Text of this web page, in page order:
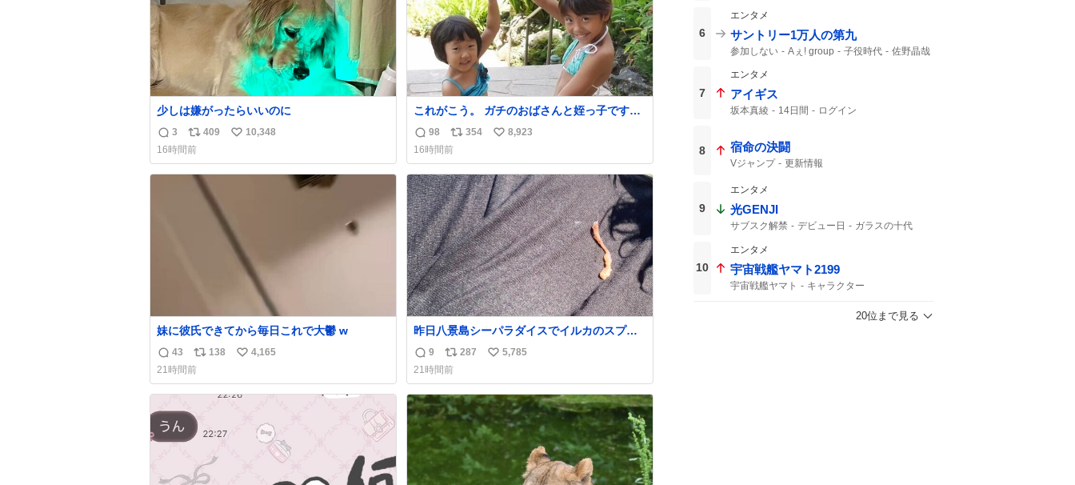
少しは嫌がったらいいのに
返
信
数
3
リ
ポ
ス
ト
409
い
ね
10,348
16時間前
これがこう。 ガチのおばさんと姪っ子です。
（身長抜かされててしぬ笑） #ヤツルギ12 #
家族でヒロイン
返
信
数
98
リ
ポ
ス
ト
数
354
い
ね
数
8,923
16時間前
妹に彼氏できてから毎日これで大鬱 w
返
信
数
43
リ
ポ
ス
数
138
い
ね
4,165
21時間前
昨日八景島シーパラダイスでイルカのスプラ
ッシュを浴びたらゲソのおまけがついてきま
した。誰の食べカスかわからないけど、とて
も愛おしいです。こんなおまけまで付けても
らって感謝しかありません。 #ふれあいラグ
ーン #横浜八景島シーパラダイス
返
信
数
9
リ
ポ
ス
ト
数
287
い
ね
5,785
21時間前
6
エンタメ
サントリー1万人の第九
参加しない Aぇ! group 子役時代
佐野晶哉
7
エンタメ
アイギス
坂本真綾 14日間 ログイン
8 宿命の決闘
Vジャンプ 更新情報
9
エンタメ
光GENJI
サブスク解禁 デビュー日
ガラスの十代
光genji サブスク
10
エンタメ
宇宙戦艦ヤマト2199
宇宙戦艦ヤマト キャラクター
20位まで見る